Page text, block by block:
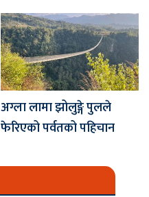
अग्ला लामा झोलुङ्गे पुलले
फेरिएको पर्वतको पहिचान